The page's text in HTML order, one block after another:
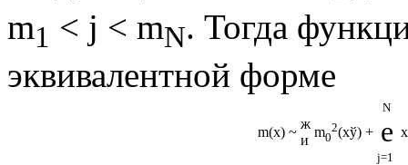
m1 < ј < mN. Тогда
эквивалентной форме
m(x)~
ж
и
m0
2(xў) +
N
е
j=1
x